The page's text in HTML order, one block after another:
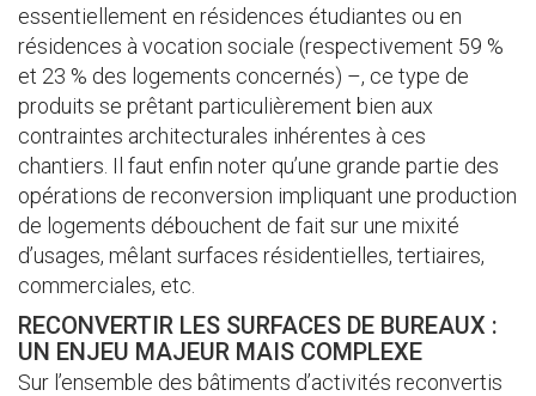
essentiellement en résidences étudiantes ou en
résidences à vocation sociale (respectivement 59 %
et 23 % des logements concernés) –, ce type de
produits se prêtant particulièrement bien aux
contraintes architecturales inhérentes à ces
chantiers. Il faut enfin noter qu’une grande partie des
opérations de reconversion impliquant une production
de logements débouchent de fait sur une mixité
d’usages, mêlant surfaces résidentielles, tertiaires,
commerciales, etc.
RECONVERTIR LES SURFACES DE BUREAUX :
UN ENJEU MAJEUR MAIS COMPLEXE
Sur l’ensemble des bâtiments d’activités reconvertis